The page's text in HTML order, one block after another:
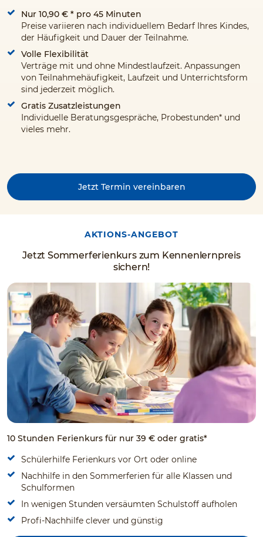
Nur 10,90 € * pro 45 Minuten
Preise variieren nach individuellem Bedarf Ihres Kindes,
der Häufigkeit und Dauer der Teilnahme.
Volle Flexibilität
Verträge mit und ohne Mindestlaufzeit. Anpassungen
von Teilnahmehäufigkeit, Laufzeit und Unterrichtsform
sind jederzeit möglich.
Gratis Zusatzleistungen
Individuelle Beratungsgespräche, Probestunden* und
vieles mehr.
Jetzt Termin vereinbaren
AKTIONS-ANGEBOT
Jetzt Sommerferienkurs zum Kennenlernpreis
sichern!
10 Stunden Ferienkurs für nur 39 € oder gratis*
Schülerhilfe Ferienkurs vor Ort oder online
Nachhilfe in den Sommerferien für alle Klassen und
Schulformen
In wenigen Stunden versäumten Schulstoff aufholen
Profi-Nachhilfe clever und günstig